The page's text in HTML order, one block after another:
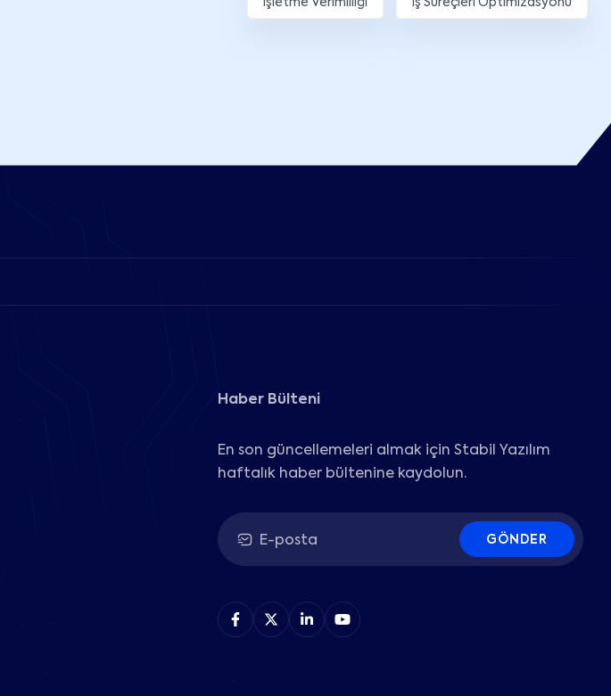
İşletme Verimliliği İş Süreçleri Optimizasyonu
Haber Bülteni
En son güncellemeleri almak için Stabil Yazılım
haftalık haber bültenine kaydolun.
GÖNDER